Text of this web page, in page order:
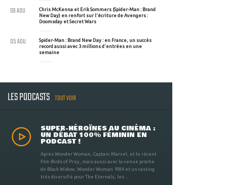
Chris McKenna et Erik Sommers (Spider-Man : Brand
New Day) en renfort sur l'écriture de Avengers :
Doomsday et Secret Wars
06 AOU
Spider-Man : Brand New Day : en France, un succès
record aussi avec 3 millions d'entrées en une
semaine
05 AOU
LES PODCASTS TOUT VOIR
SUPER-HÉROÏNES AU CINÉMA :
UN DÉBAT 100% FÉMININ EN
PODCAST !
Après Wonder Woman, Captain Marvel, et le récent
film Birds of Prey, mais aussi avec la venue proche
de Black Widow, Wonder Woman 1984 et un casting
très diversifié pour The Eternals, les ...